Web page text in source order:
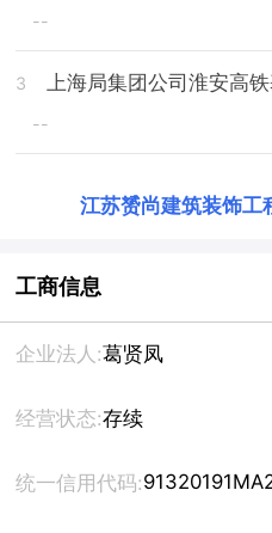
--
3 上海局集团公司淮安高
--
江苏赟尚建筑装饰工
工商信息
企业法人:葛贤凤
经营状态:存续
统一信用代码: